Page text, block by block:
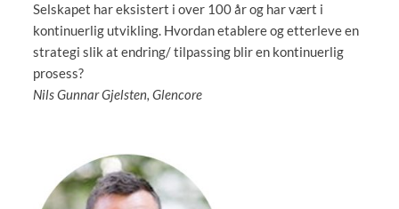
Selskapet har eksistert i over 100 år og har vært i
kontinuerlig utvikling. Hvordan etablere og etterleve en
strategi slik at endring/ tilpassing blir en kontinuerlig
prosess?
Nils Gunnar Gjelsten, Glencore